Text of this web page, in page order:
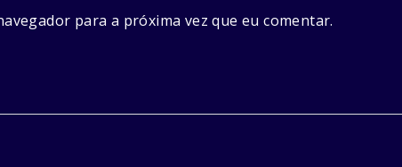
para a próxima vez que eu comentar.